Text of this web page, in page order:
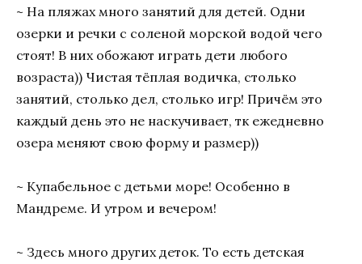
~ На пляжах много занятий для детей. Одни
озерки и речки с соленой морской водой чего
стоят! В них обожают играть дети любого
возраста)) Чистая тёплая водичка, столько
занятий, столько дел, столько игр! Причём это
каждый день это не наскучивает, тк ежедневно
озера меняют свою форму и размер))
~ Купабельное с детьми море! Особенно в
Мандреме. И утром и вечером!
~ Здесь много других деток. То есть детская